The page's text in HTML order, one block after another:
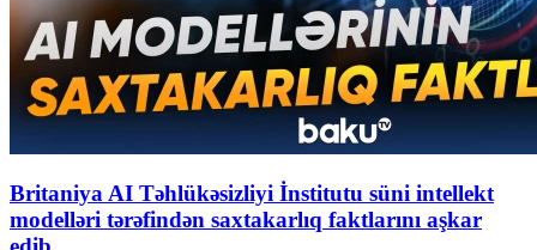
Britaniya AI Təhlükəsizliyi İnstitutu süni intellekt
modelləri tərəfindən saxtakarlıq faktlarını aşkar